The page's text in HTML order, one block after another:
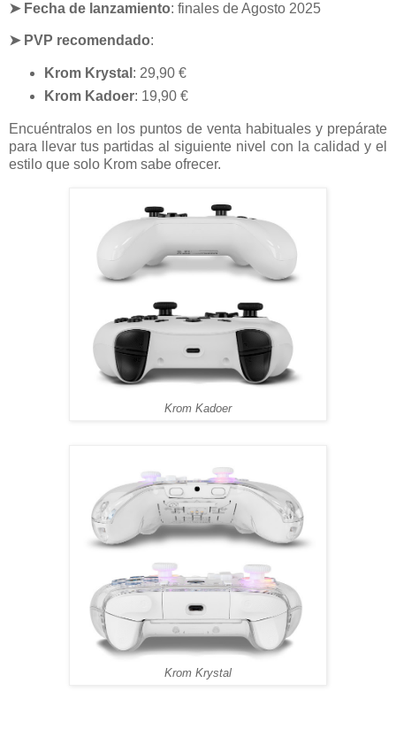
➤ Fecha de lanzamiento: finales de Agosto 2025
➤ PVP recomendado:
Krom Krystal : 29,90 €
Krom Kadoer: 19,90 €
Encuéntralos en los puntos de venta habituales y prepárate
para llevar tus partidas al siguiente nivel con la calidad y el
estilo que solo Krom sabe ofrecer.
Krom Kadoer
Krom Krystal